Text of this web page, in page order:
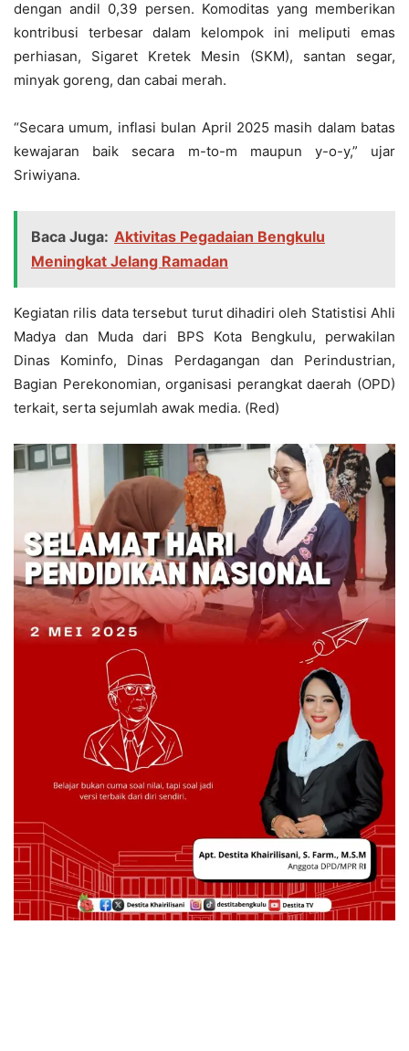
dengan andil 0,39 persen. Komoditas yang memberikan
kontribusi terbesar dalam kelompok ini meliputi emas
perhiasan, Sigaret Kretek Mesin (SKM), santan segar,
minyak goreng, dan cabai merah.
“Secara umum, inflasi bulan April 2025 masih dalam batas
kewajaran baik secara m-to-m maupun y-o-y,” ujar
Sriwiyana.
Baca Juga: Aktivitas Pegadaian Bengkulu
Meningkat Jelang Ramadan
Kegiatan rilis data tersebut turut dihadiri oleh Statistisi Ahli
Madya dan Muda dari BPS Kota Bengkulu, perwakilan
Dinas Kominfo, Dinas Perdagangan dan Perindustrian,
Bagian Perekonomian, organisasi perangkat daerah (OPD)
terkait, serta sejumlah awak media. (Red)